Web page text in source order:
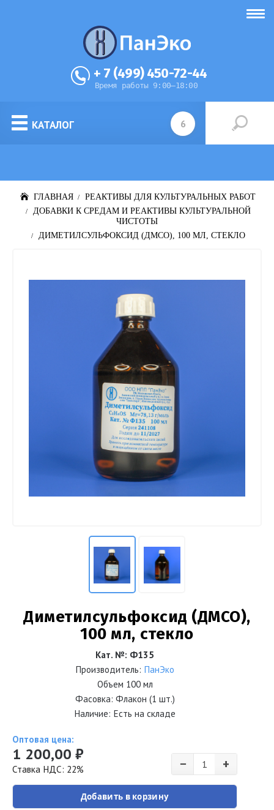
+ 7 (499) 450-72-44
Время работы 9:00–18:00
КАТАЛОГ
ГЛАВНАЯ
РЕАКТИВЫ ДЛЯ КУЛЬТУРАЛЬНЫХ РАБОТ
ДОБАВКИ К СРЕДАМ И РЕАКТИВЫ КУЛЬТУРАЛЬНОЙ
ЧИСТОТЫ
ДИМЕТИЛСУЛЬФОКСИД (ДМСО), 100 МЛ, СТЕКЛО
Диметилсульфоксид (ДМСО),
100 мл, стекло
Кат. №: Ф135
Производитель: ПанЭко
Объем 100 мл
Фасовка: Флакон (1 шт.)
Наличие: Есть на складе
Оптовая цена:
1 200,00 ₽
Ставка НДС: 22% − +
Добавить в корзину